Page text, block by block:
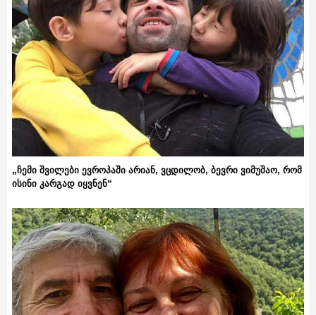
„ჩემი შვილები ევროპაში არიან, ვცდილობ, ბევრი ვიმუშაო, რომ
ისინი კარგად იყვნენ“